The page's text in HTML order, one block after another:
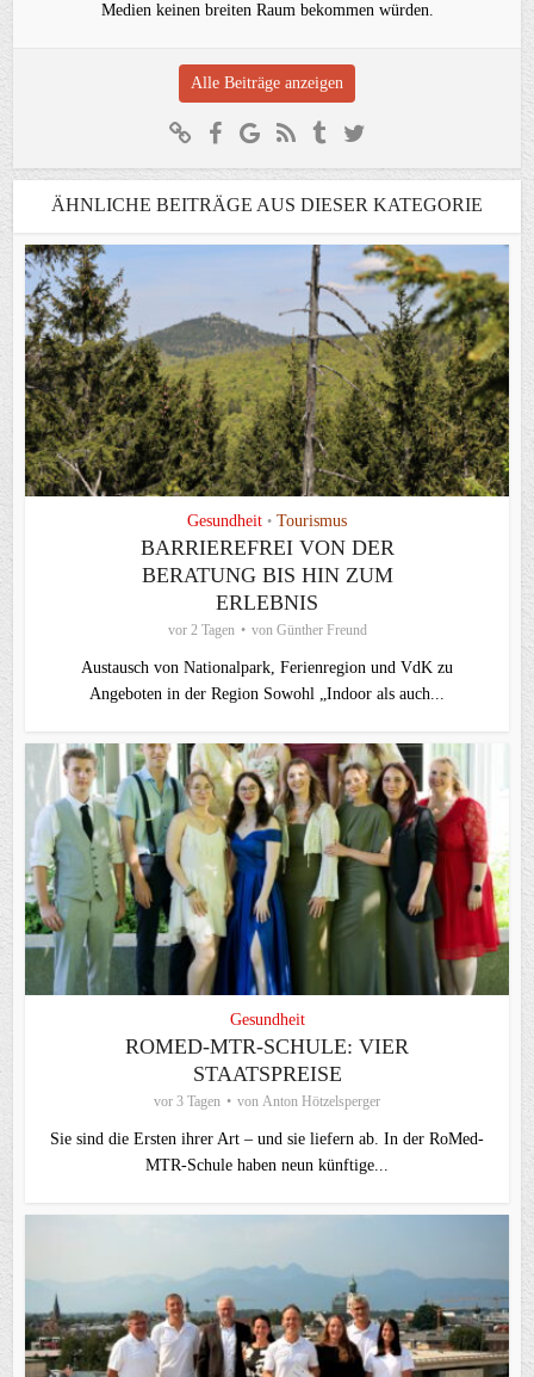
Medien keinen breiten Raum bekommen würden.
Alle Beiträge anzeigen
ÄHNLICHE BEITRÄGE AUS DIESER KATEGORIE
Gesundheit • Tourismus
BARRIEREFREI VON DER
BERATUNG BIS HIN ZUM
ERLEBNIS
vor 2 Tagen von Günther Freund
Austausch von Nationalpark, Ferienregion und VdK zu
Angeboten in der Region Sowohl „Indoor als auch...
Gesundheit
ROMED-MTR-SCHULE: VIER
STAATSPREISE
vor 3 Tagen von Anton Hötzelsperger
Sie sind die Ersten ihrer Art – und sie liefern ab. In der RoMed-
MTR-Schule haben neun künftige...